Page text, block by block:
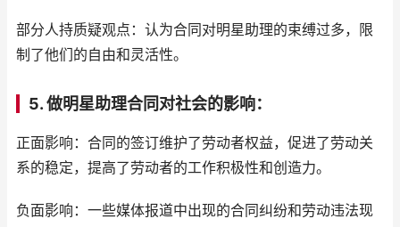
部分人持质疑观点：认为合同对明星助理的束缚过多，限
制了他们的自由和灵活性。
5. 做明星助理合同对社会的影响：
正面影响：合同的签订维护了劳动者权益，促进了劳动关
系的稳定，提高了劳动者的工作积极性和创造力。
负面影响：一些媒体报道中出现的合同纠纷和劳动违法现